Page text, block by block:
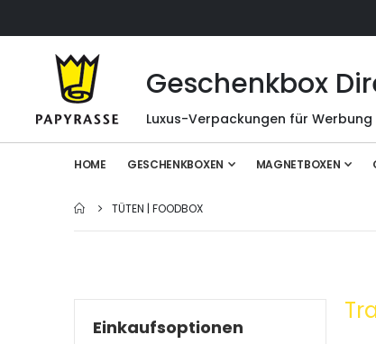
Geschenkbox
Luxus-Verpackungen für
HOME GESCHENKBOXEN MAGNETBOXEN
TÜTEN | FOODBOX
Einkaufsoptionen